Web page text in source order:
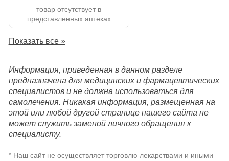
товар отсутствует в
представленных аптеках
Показать все »
Информация, приведенная в данном разделе
предназначена для медицинских и фармацевтических
специалистов и не должна использоваться для
самолечения. Никакая информация, размещенная на
этой или любой другой странице нашего сайта не
может служить заменой личного обращения к
специалисту.
* Наш сайт не осуществляет торговлю лекарствами и иными